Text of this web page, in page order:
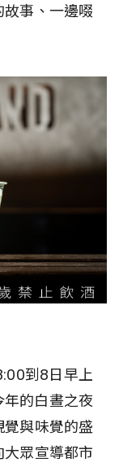
事、一邊啜
到8日早上
的白晝之夜
與味覺的盛
眾宣導都市